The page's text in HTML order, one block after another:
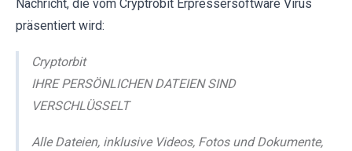
Nachricht, die vom Cryptrobit Erpressersoftware Virus
präsentiert wird:
Cryptorbit
IHRE PERSÖNLICHEN DATEIEN SIND
VERSCHLÜSSELT
Alle Dateien, inklusive Videos, Fotos und Dokumente,